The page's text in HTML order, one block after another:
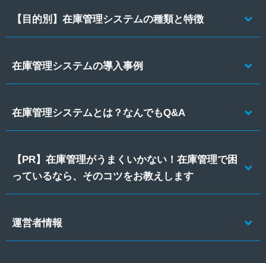
【目的別】在庫管理システムの種類と特徴
在庫管理システムの導入事例
在庫管理システムとは？なんでもQ&A
【PR】在庫管理がうまくいかない！在庫管理で困
っているなら、そのコツをお教えします
運営者情報